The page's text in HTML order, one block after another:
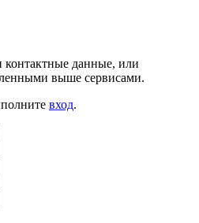
контактные данные, или
выше сервисами.
вход.